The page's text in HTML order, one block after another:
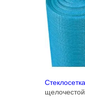
Стеклосетка